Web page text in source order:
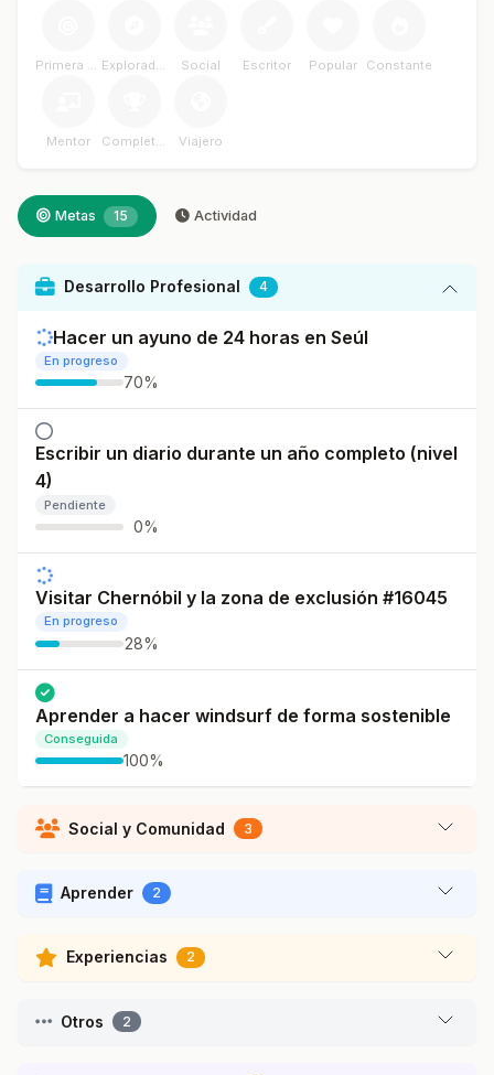
Primera Meta Explorador Social Escritor Popular Constante
Mentor Completador Viajero
Metas 15 Actividad
Desarrollo Profesional 4
Hacer un ayuno de 24 horas en Seúl
En progreso
70%
Escribir un diario durante un año completo (nivel
4)
Pendiente
0%
Visitar Chernóbil y la zona de exclusión #16045
En progreso
28%
Aprender a hacer windsurf de forma sostenible
Conseguida
100%
Social y Comunidad 3
Aprender 2
Experiencias 2
Otros 2